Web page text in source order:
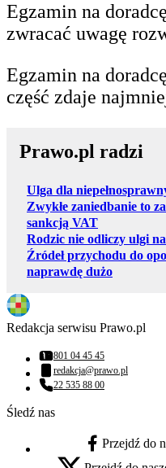
Egzamin na
zwracać uwagę
Egzamin na
część zdaje
Prawo.pl radzi
Ulga dla
Zwykłe zaniedbanie to
sankcją VAT
Rodzic nie odliczy ulgi
Źródeł przychodu do
naprawdę dużo
Redakcja serwisu Prawo.pl
Numer telefonu:
801 04 45 45
Adres email:
redakcja@prawo.pl
Numer telefonu:
22 535 88 00
Śledź nas
facebook - otwiera
Przejdź do